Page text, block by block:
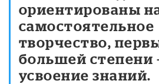
ориентированы
самостоятельное
творчество,
большей степени
усвоение знаний.